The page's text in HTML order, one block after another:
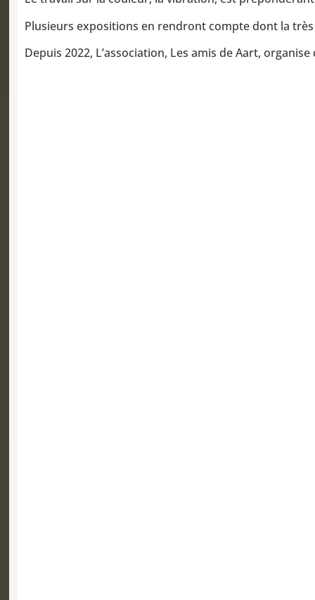
Plusieurs expositions en rendront compte dont la très
Depuis 2022, L’association, Les amis de Aart,